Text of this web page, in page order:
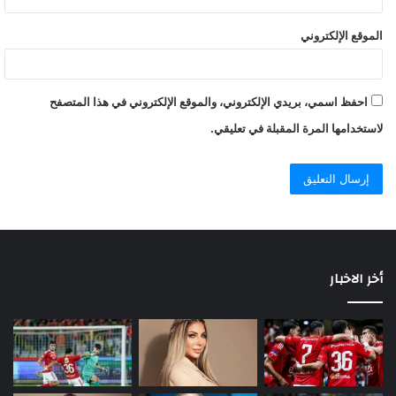
الموقع الإلكتروني
احفظ اسمي، بريدي الإلكتروني، والموقع الإلكتروني في هذا المتصفح
لاستخدامها المرة المقبلة في تعليقي.
أخر الاخبار